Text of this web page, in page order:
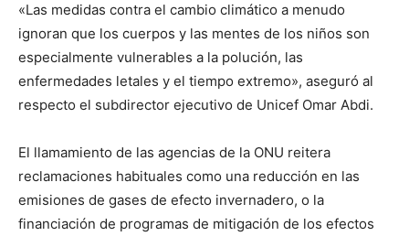
«Las medidas contra el cambio climático a menudo
ignoran que los cuerpos y las mentes de los niños son
especialmente vulnerables a la polución, las
enfermedades letales y el tiempo extremo», aseguró al
respecto el subdirector ejecutivo de Unicef Omar Abdi.
El llamamiento de las agencias de la ONU reitera
reclamaciones habituales como una reducción en las
emisiones de gases de efecto invernadero, o la
financiación de programas de mitigación de los efectos